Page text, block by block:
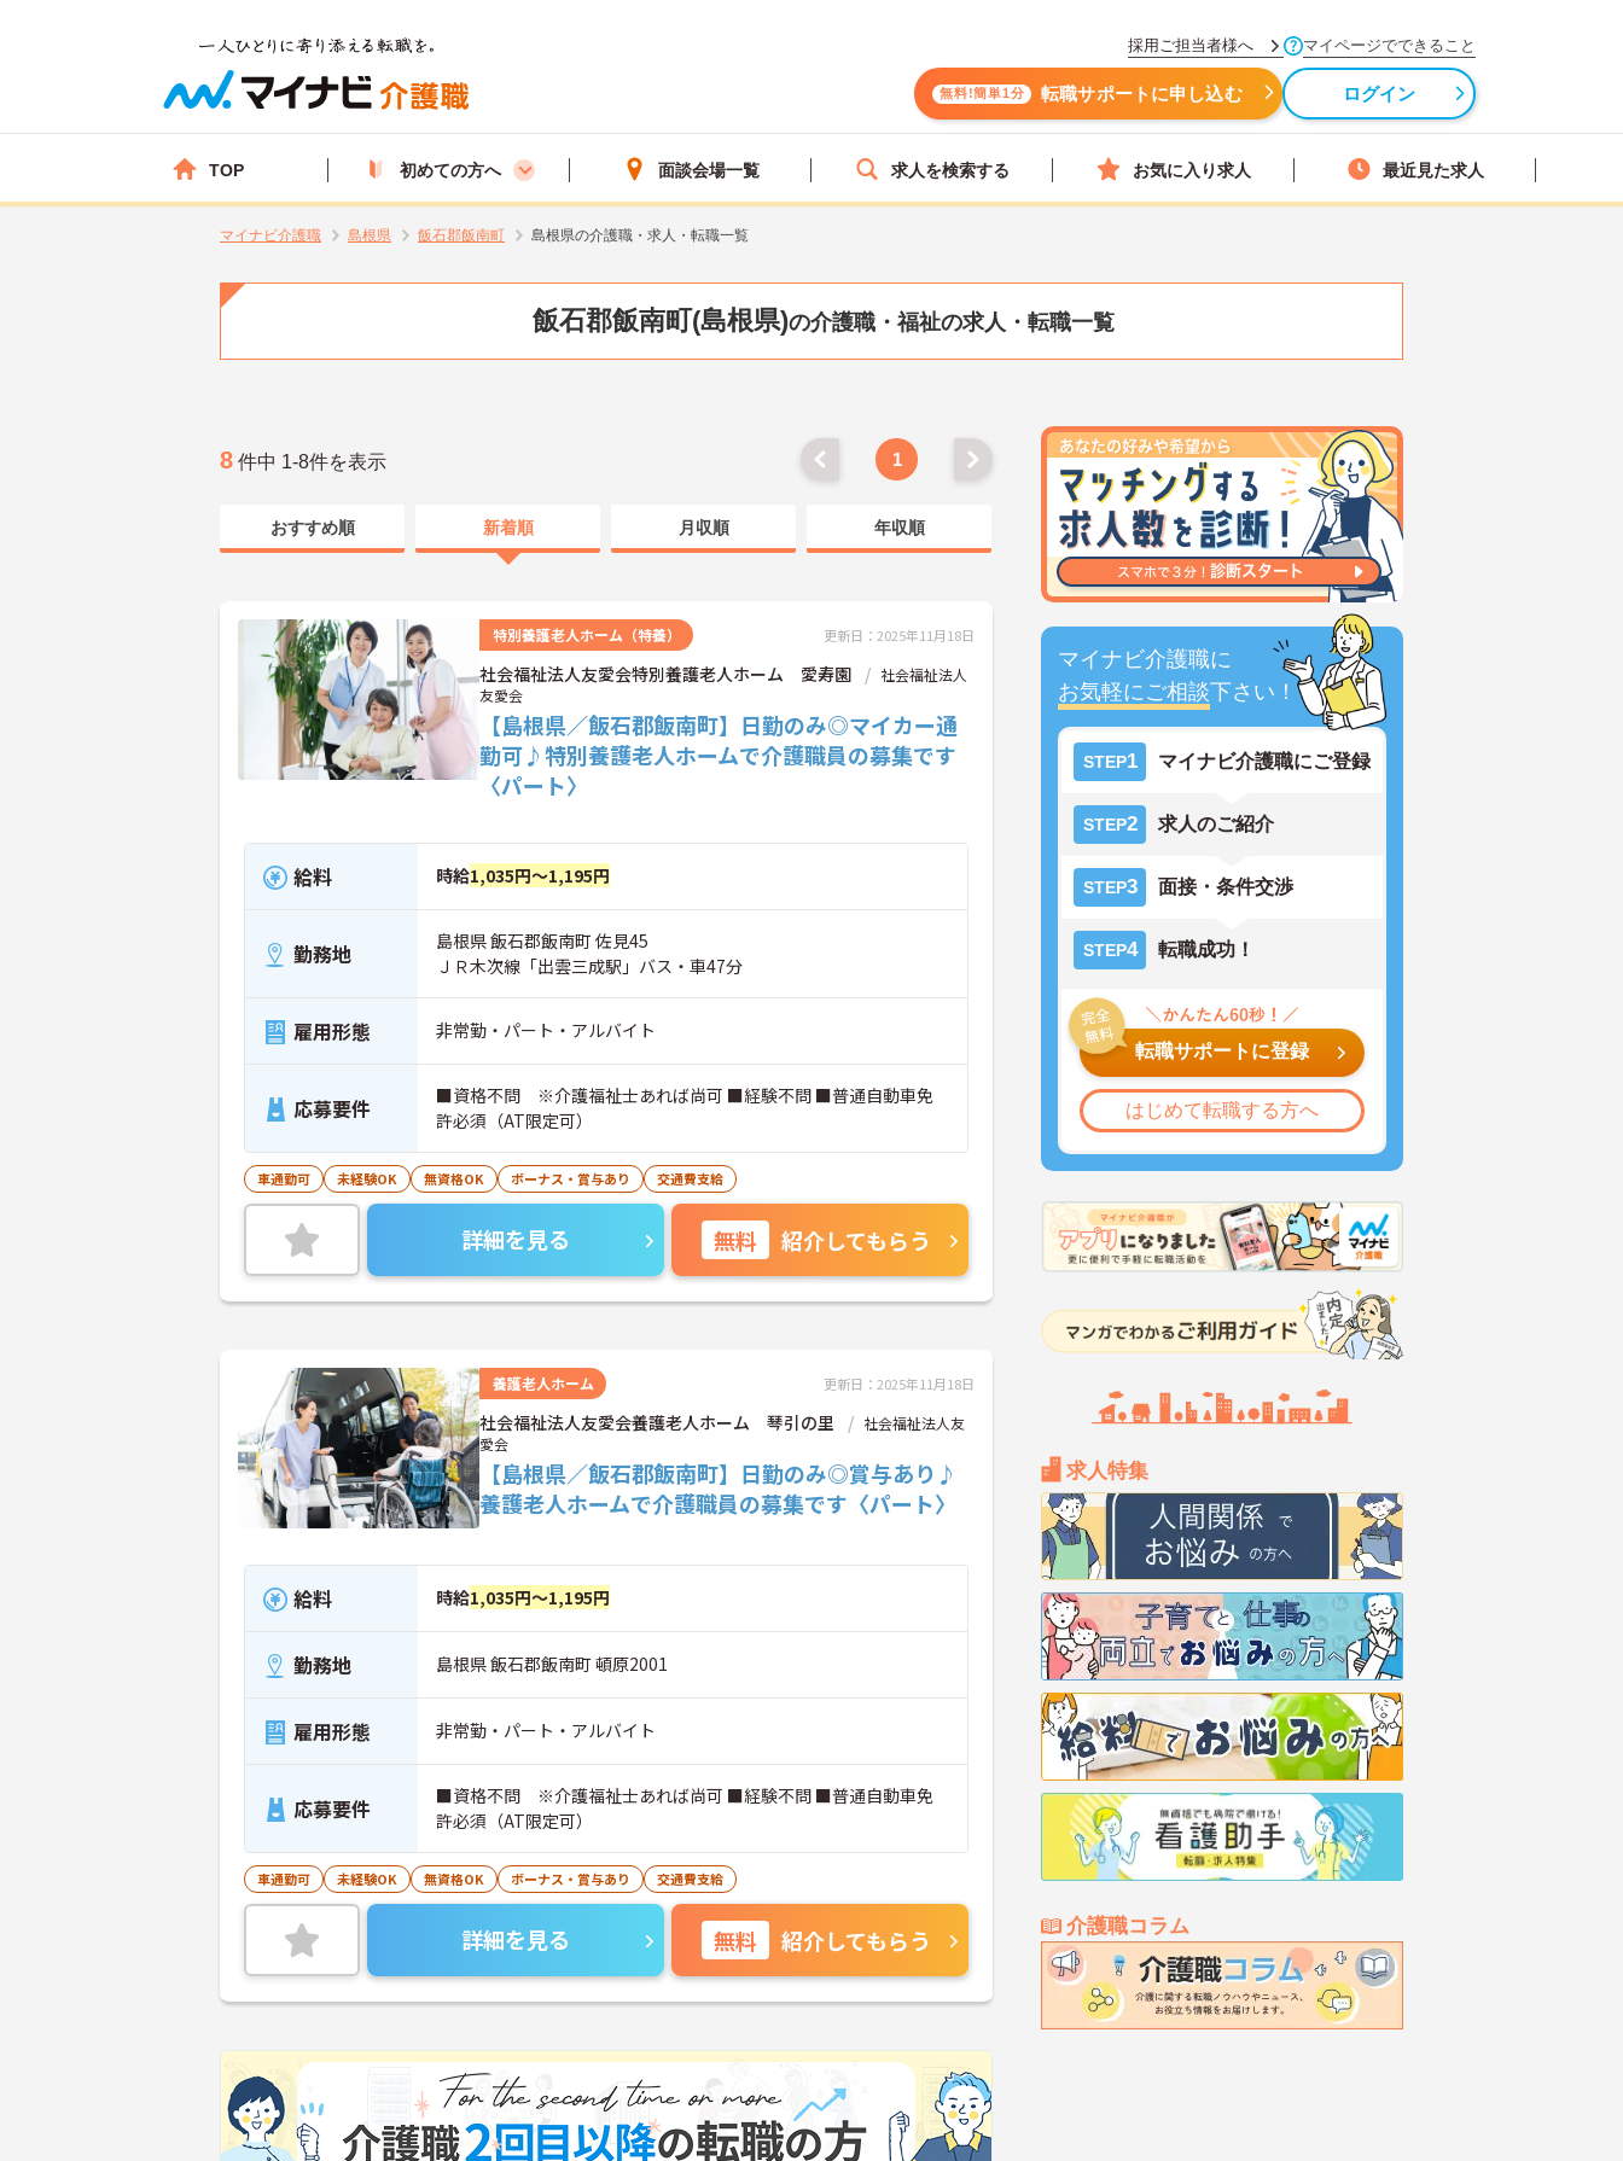
採用ご担当者様へ マイページでできること
無料!簡単1分 転職サポートに申し込む ログイン
TOP 初めての方へ 面談会場一覧 求人を検索する お気に入り求人 最近見た求人
マイナビ介護職 島根県 飯石郡飯南町 島根県の介護職・求人・転職一覧
飯石郡飯南町(島根県)の介護職・福祉の求人・転職一覧
マイナビ介護職に
お気軽にご相談下さい！
STEP1 マイナビ介護職にご登録
STEP2 求人のご紹介
STEP3 面接・条件交渉
STEP4 転職成功！
転職サポートに登録
はじめて転職する方へ
求人特集
介護職コラム
8 件中 1-8件を表示 1
おすすめ順 新着順 月収順 年収順
特別養護老人ホーム（特養） 更新日：2025年11月18日
社会福祉法人友愛会特別養護老人ホーム 愛寿園
社会福祉法人
友愛会
【島根県／飯石郡飯南町】日勤のみ◎マイカー通
勤可♪特別養護老人ホームで介護職員の募集です
〈パート〉
給料 時給1,035円～1,195円
勤務地
島根県 飯石郡飯南町 佐見45
ＪＲ木次線「出雲三成駅」バス・車47分
雇用形態 非常勤・パート・アルバイト
応募要件
■資格不問 ※介護福祉士あれば尚可 ■経験不問 ■普通自動車免
許必須（AT限定可）
車通勤可 未経験OK 無資格OK ボーナス・賞与あり 交通費支給
詳細を見る 無料 紹介してもらう
養護老人ホーム 更新日：2025年11月18日
社会福祉法人友愛会養護老人ホーム 琴引の里
社会福祉法人友
愛会
【島根県／飯石郡飯南町】日勤のみ◎賞与あり♪
養護老人ホームで介護職員の募集です〈パート〉
給料 時給1,035円～1,195円
勤務地 島根県 飯石郡飯南町 頓原2001
雇用形態 非常勤・パート・アルバイト
応募要件
■資格不問 ※介護福祉士あれば尚可 ■経験不問 ■普通自動車免
許必須（AT限定可）
車通勤可 未経験OK 無資格OK ボーナス・賞与あり 交通費支給
詳細を見る 無料 紹介してもらう